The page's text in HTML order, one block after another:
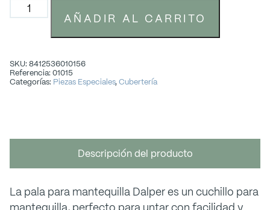
AÑADIR AL CARRITO
SKU: 8412536010156
Referencia: 01015
Categorías: Piezas Especiales,Cubertería
Descripción del producto
La pala para mantequilla Dalper es un cuchillo para